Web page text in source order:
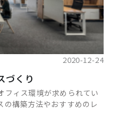
2020-12-24
づくり
フィス環境が求められてい
の構築方法やおすすめのレ